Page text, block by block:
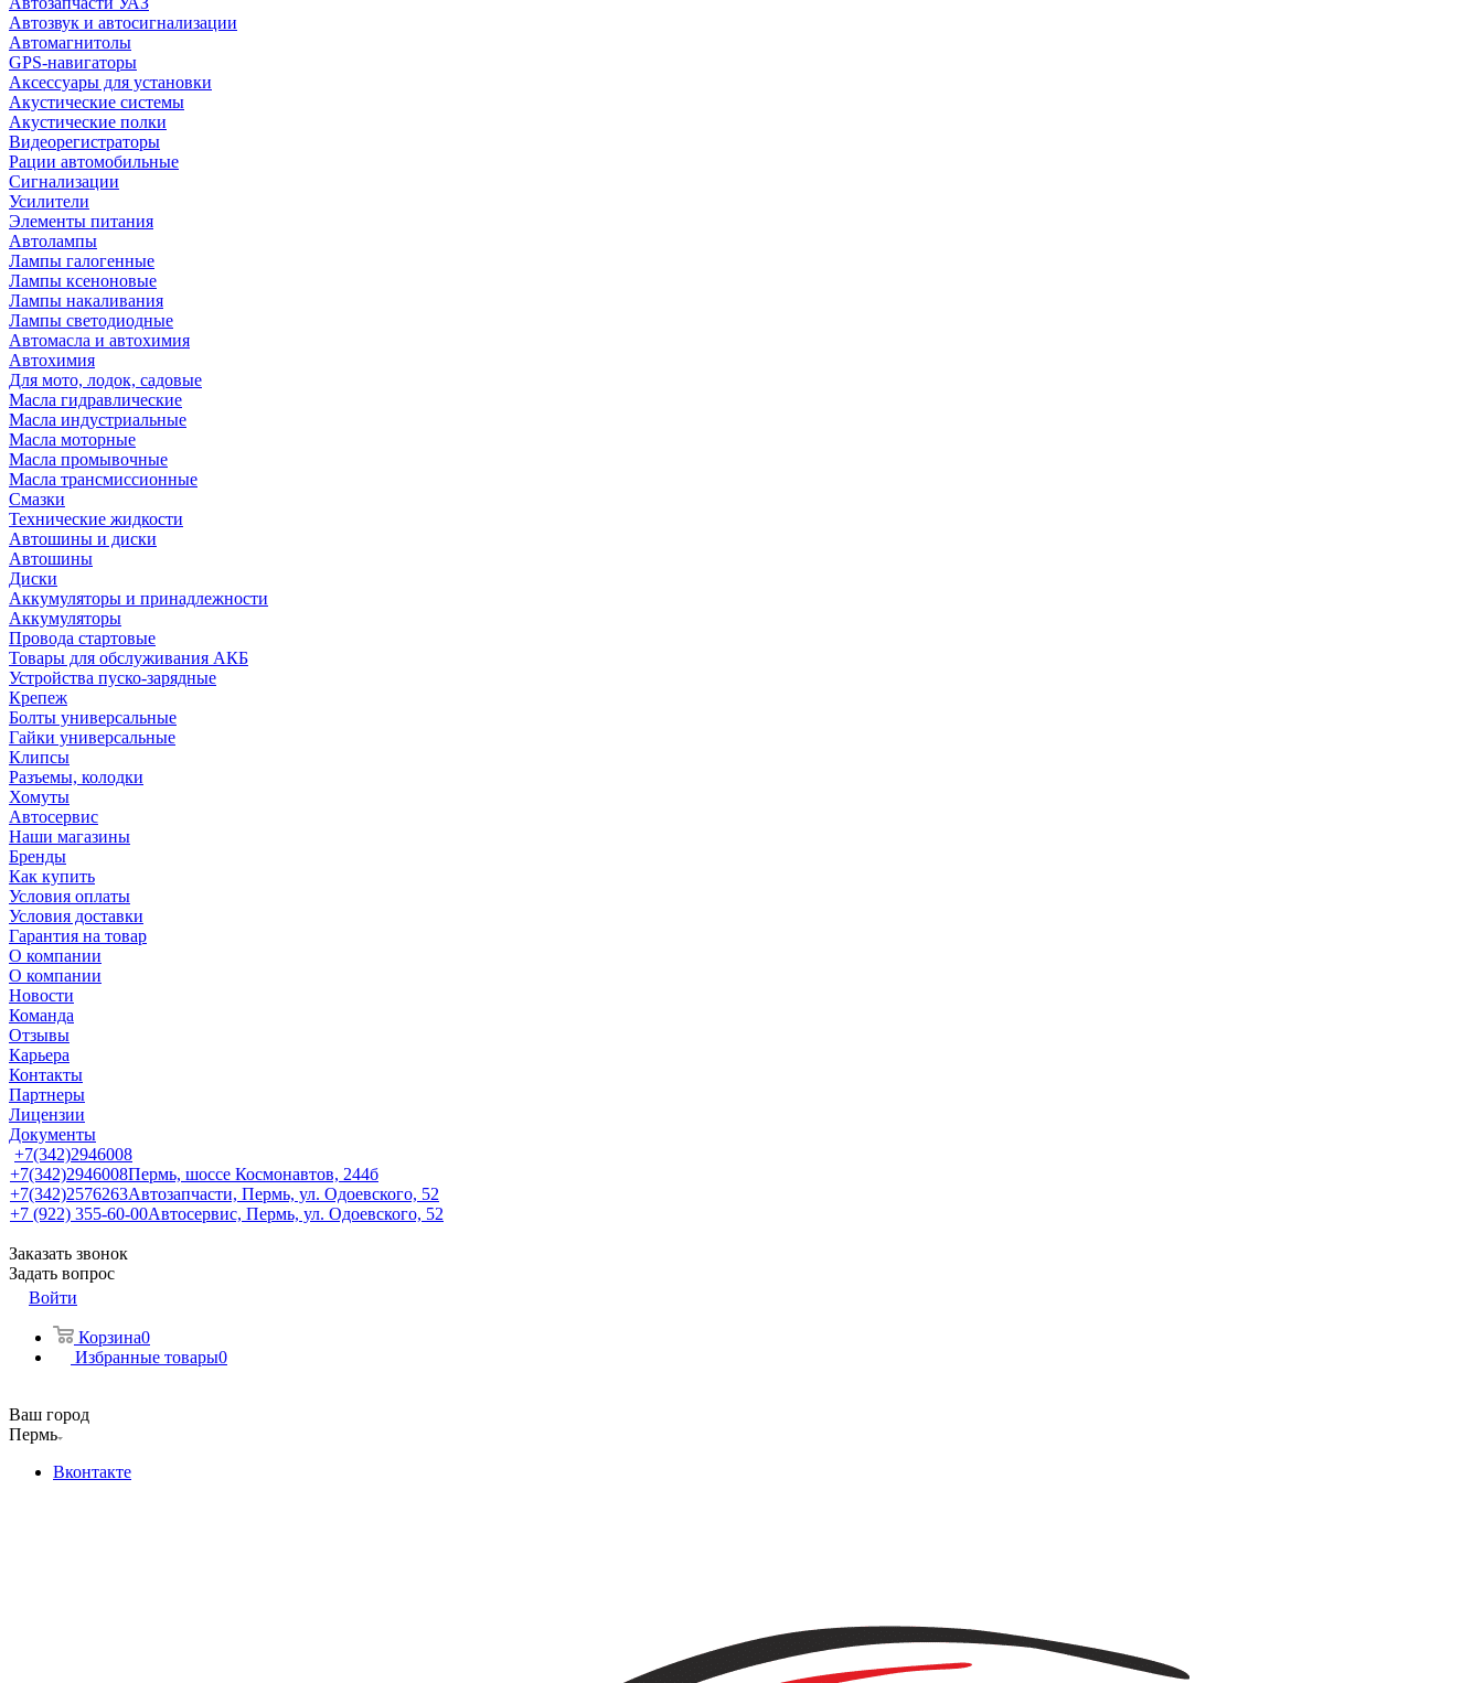
Автозвук и автосигнализации
Автомагнитолы
GPS-навигаторы
Аксессуары для установки
Акустические системы
Акустические полки
Видеорегистраторы
Рации автомобильные
Сигнализации
Усилители
Элементы питания
Автолампы
Лампы галогенные
Лампы ксеноновые
Лампы накаливания
Лампы светодиодные
Автомасла и автохимия
Автохимия
Для мото, лодок, садовые
Масла гидравлические
Масла индустриальные
Масла моторные
Масла промывочные
Масла трансмиссионные
Смазки
Технические жидкости
Автошины и диски
Автошины
Диски
Аккумуляторы и принадлежности
Аккумуляторы
Провода стартовые
Товары для обслуживания АКБ
Устройства пуско-зарядные
Крепеж
Болты универсальные
Гайки универсальные
Клипсы
Разъемы, колодки
Хомуты
Автосервис
Наши магазины
Бренды
Как купить
Условия оплаты
Условия доставки
Гарантия на товар
О компании
О компании
Новости
Команда
Отзывы
Карьера
Контакты
Партнеры
Лицензии
Документы
+7(342)2946008
+7(342)2946008Пермь, шоссе Космонавтов, 244б
+7(342)2576263Автозапчасти, Пермь, ул. Одоевского, 52
+7 (922) 355-60-00Автосервис, Пермь, ул. Одоевского, 52
Заказать звонок
Задать вопрос
Войти
Корзина0
Избранные товары0
Ваш город
Пермь
Вконтакте